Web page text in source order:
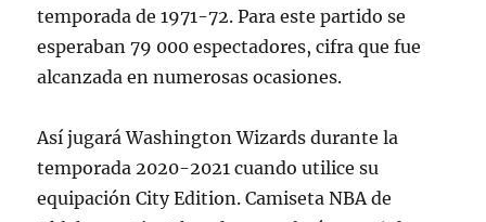
temporada de 1971-72. Para este partido se
esperaban 79 000 espectadores, cifra que fue
alcanzada en numerosas ocasiones.
Así jugará Washington Wizards durante la
temporada 2020-2021 cuando utilice su
equipación City Edition. Camiseta NBA de